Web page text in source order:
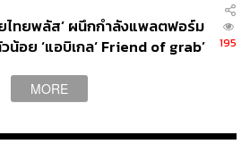
ไทยพลัส’ ผนึกกำลังแพลตฟอร์ม
น้อย ‘แอบิเกล‘ Friend of grab’
195
MORE